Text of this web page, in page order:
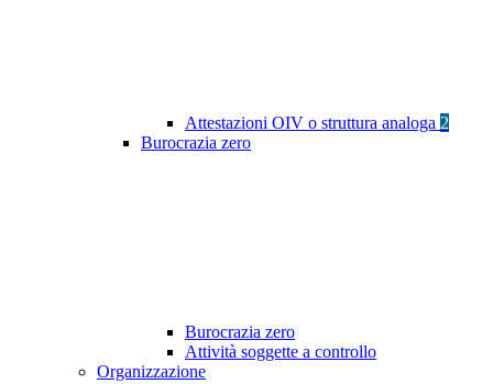
Attestazioni OIV o struttura analoga 2
Burocrazia zero
Burocrazia zero
Attività soggette a controllo
Organizzazione